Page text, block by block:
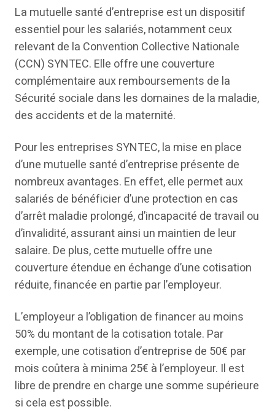
La mutuelle santé d’entreprise est un dispositif
essentiel pour les salariés, notamment ceux
relevant de la Convention Collective Nationale
(CCN) SYNTEC. Elle offre une couverture
complémentaire aux remboursements de la
Sécurité sociale dans les domaines de la maladie,
des accidents et de la maternité.
Pour les entreprises SYNTEC, la mise en place
d’une mutuelle santé d’entreprise présente de
nombreux avantages. En effet, elle permet aux
salariés de bénéficier d’une protection en cas
d’arrêt maladie prolongé, d’incapacité de travail ou
d’invalidité, assurant ainsi un maintien de leur
salaire. De plus, cette mutuelle offre une
couverture étendue en échange d’une cotisation
réduite, financée en partie par l’employeur.
L’employeur a l’obligation de financer au moins
50% du montant de la cotisation totale. Par
exemple, une cotisation d’entreprise de 50€ par
mois coûtera à minima 25€ à l’employeur. Il est
libre de prendre en charge une somme supérieure
si cela est possible.